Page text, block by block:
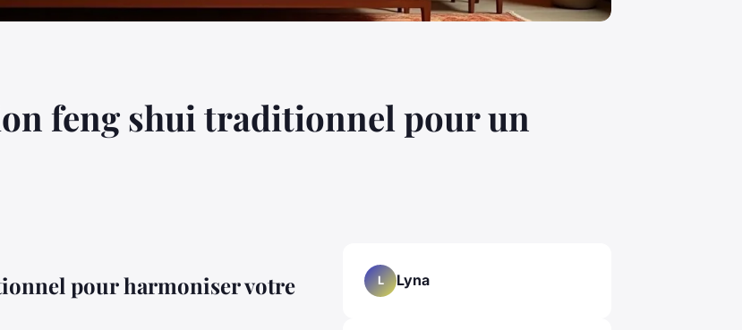
feng shui traditionnel pour un
pour harmoniser votre
L Lyna